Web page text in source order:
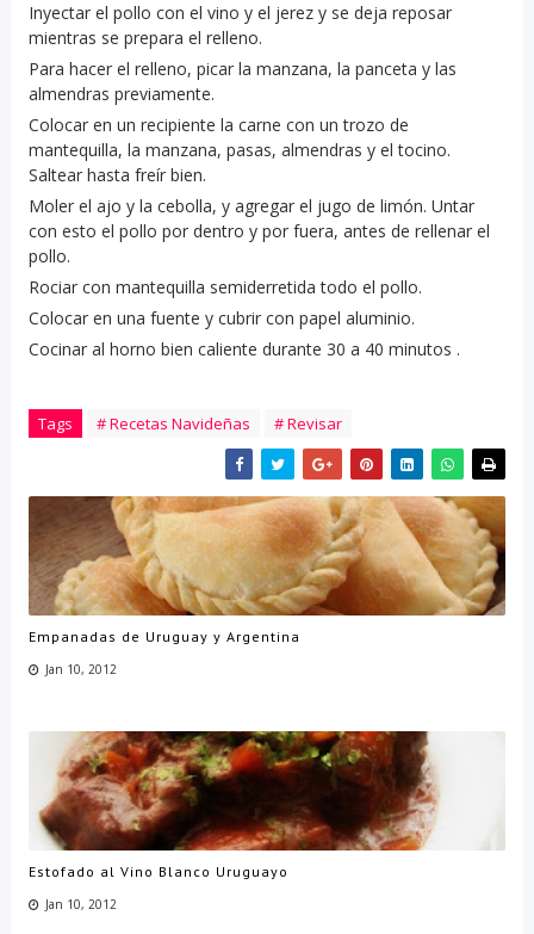
Inyectar el pollo con el vino y el jerez y se deja reposar
mientras se prepara el relleno.
Para hacer el relleno, picar la manzana, la panceta y las
almendras previamente.
Colocar en un recipiente la carne con un trozo de
mantequilla, la manzana, pasas, almendras y el tocino.
Saltear hasta freír bien.
Moler el ajo y la cebolla, y agregar el jugo de limón. Untar
con esto el pollo por dentro y por fuera, antes de rellenar el
pollo.
Rociar con mantequilla semiderretida todo el pollo.
Colocar en una fuente y cubrir con papel aluminio.
Cocinar al horno bien caliente durante 30 a 40 minutos .
Tags # Recetas Navideñas # Revisar
Empanadas de Uruguay y Argentina
Jan 10, 2012
Estofado al Vino Blanco Uruguayo
Jan 10, 2012